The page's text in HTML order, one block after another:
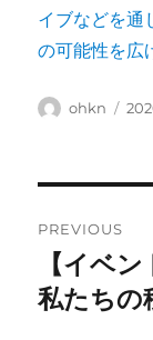
イブなどを通
の可能性を広
Author
ohkn
PREVIOUS
Previous
post:
【イベ
私たちの